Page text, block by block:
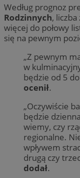
Według prognoz
Rodzinnych,
więcej do połowy
się na pewnym
„Z pewnym
w
będzie od 5
ocenił.
„Oczywiście
będzie
wiemy, czy
regionalne.
wpływem
drugą czy
dodał.